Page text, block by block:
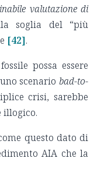
valutazione di
soglia del “più
[42].
possa essere
scenario bad-to-
crisi, sarebbe
illogico.
questo dato di
AIA che la